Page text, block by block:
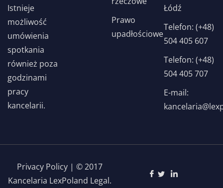
Istnieje
możliwość
umówienia
spotkania
również poza
godzinami
pracy
kancelarii.
Prawo
upadłościowe
Łódź
Telefon: (+48)
504 405 607
Telefon: (+48)
504 405 707
E-mail:
Privacy Policy | © 2017
Kancelaria LexPoland Legal.